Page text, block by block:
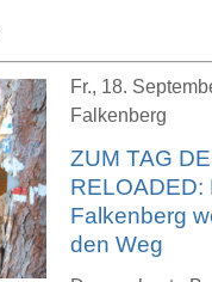
Fr., 18.
Falkenberg
ZUM TAG
RELOADED:
Falkenberg
den Weg